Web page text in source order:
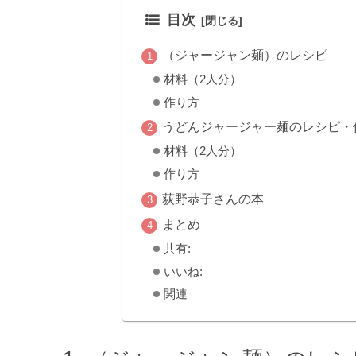
目次
（ジャージャン麺）のレシピ
材料（2人分）
作り方
うどんジャージャー麺のレシピ
材料（2人分）
作り方
荻野恭子さんの本
まとめ
共有:
いいね:
関連